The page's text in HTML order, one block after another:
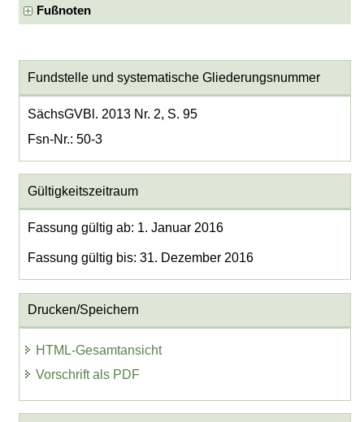
Fußnoten
Fundstelle und systematische Gliederungsnummer
SächsGVBl. 2013 Nr. 2, S. 95
Fsn-Nr.: 50-3
Gültigkeitszeitraum
Fassung gültig ab: 1. Januar 2016
Fassung gültig bis: 31. Dezember 2016
Drucken/Speichern
HTML-Gesamtansicht
Vorschrift als PDF